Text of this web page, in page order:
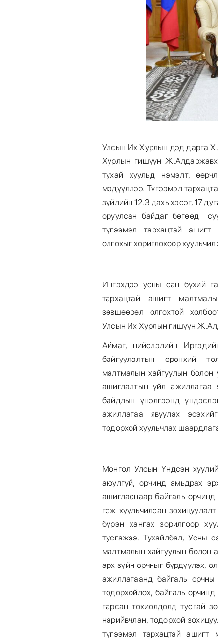
Улсын Их Хурлын дэд дарга
Хурлын гишүүн
тухай хуульд нэмэлт,
мэдүүллээ. Түгээмэл
зүйлийн 12.3 дахь хэсэг, 17
оруулсан байдаг бөгөөд
түгээмэл тархацтай
олгохыг хориглохоор
Ингэхдээ усны сан бүхий
тархацтай ашигт
зөвшөөрөл олгохтой
Улсын Их Хурлын гишүүн
Аймаг, нийслэлийн
байгуулалтын ерөнхий
малтмалын хайгуулын болон
ашиглалтын үйл ажиллагаа
байдлын үнэлгээнд
ажиллагаа явуулах
тодорхой хуульчлах
Монгол Улсын Үндсэн
аюулгүй, орчинд амьдрах
ашигласнаар байгаль
гэж хуульчилсан
бүрэн хангах зорилгоор
тусгажээ. Тухайлбал, Усны
малтмалын хайгуулын болон
эрх зүйн орчныг бүрдүүлэх,
ажиллагаанд байгаль
тодорхойлох, байгаль
гарсан тохиолдолд тусгай
нарийвчлан, тодорхой
түгээмэл тархацтай ашигт